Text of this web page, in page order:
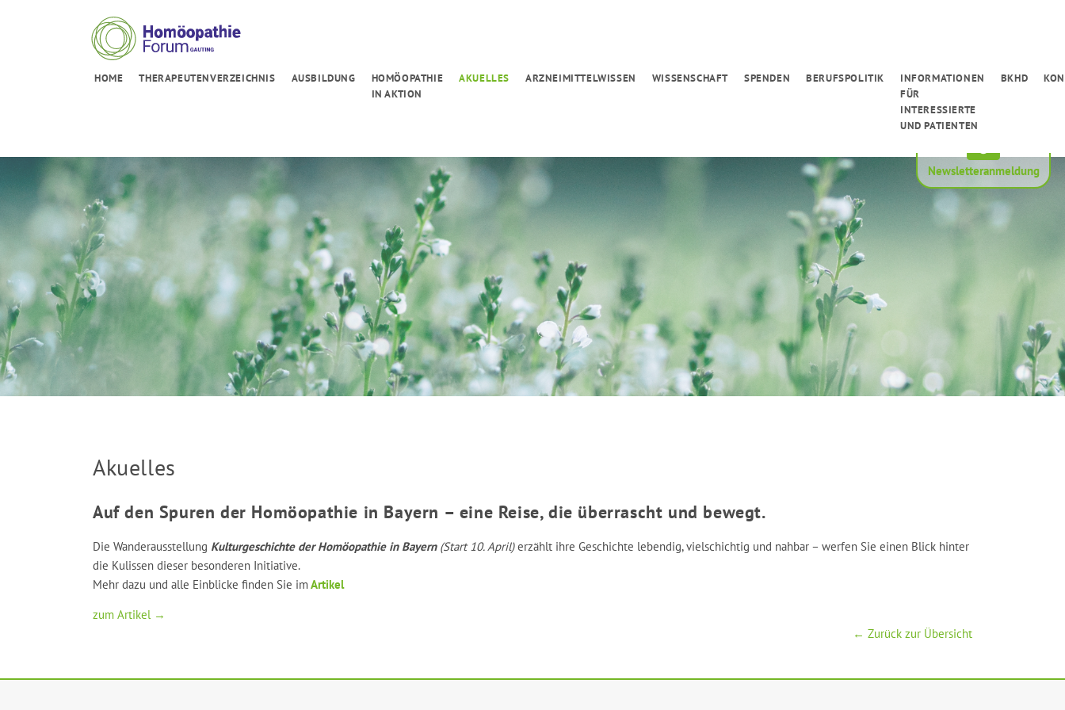
HOME THERAPEUTENVERZEICHNIS AUSBILDUNG
HOMÖOPATHIE
IN AKTION
AKUELLES ARZNEIMITTELWISSEN WISSENSCHAFT SPENDEN BERUFSPOLITIK
INFORMATIONEN
FÜR
INTERESSIERTE
UND PATIENTEN
BKHD
Newsletteranmeldung
Akuelles
Auf den Spuren der Homöopathie in Bayern – eine Reise, die überrascht und bewegt.
Die Wanderausstellung Kulturgeschichte der Homöopathie in Bayern (Start 10. April)erzählt ihre Geschichte lebendig, vielschichtig und nahbar – werfen Sie einen Blick hinter
die Kulissen dieser besonderen Initiative.
Mehr dazu und alle Einblicke finden Sie imArtikel
zum Artikel →
← Zurück zur Übersicht